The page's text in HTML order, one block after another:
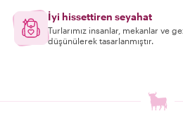
İyi hissettiren seyahat
Turlarımız insanlar, mekanlar ve
düşünülerek tasarlanmıştır.